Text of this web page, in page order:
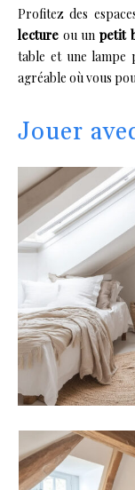
Profitez des
lecture ou un petit
table et une lampe
agréable où vous
Jouer